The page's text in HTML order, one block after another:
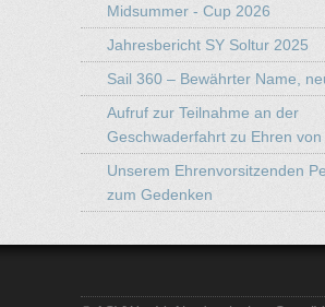
Midsummer - Cup 2026
Jahresbericht SY Soltur 2025
Sail 360 – Bewährter Name,
Aufruf zur Teilnahme an der
Geschwaderfahrt zu Ehren von
Unserem Ehrenvorsitzenden
zum Gedenken